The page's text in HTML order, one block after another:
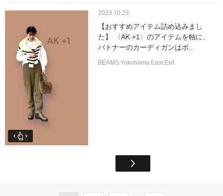
2023.10.23
【おすすめアイテム詰め込みまし
た】 〈AK +1〉のアイテムを軸に、
バトナーのカーディガンはボ...
BEAMS Yokohama East Exit